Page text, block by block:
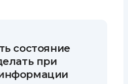
состояние
при